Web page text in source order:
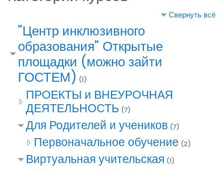
Свернуть всё
"Центр инклюзивного
образования" Открытые
площадки (можно зайти
ГОСТЕМ) (1)
ПРОЕКТЫ и ВНЕУРОЧНАЯ
ДЕЯТЕЛЬНОСТЬ (7)
Для Родителей и учеников (7)
Первоначальное обучение (2)
Виртуальная учительская (1)